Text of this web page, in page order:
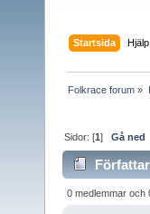
Startsida Hjälp
Folkrace forum »
Sidor: [1]Gå ned
0 medlemmar och